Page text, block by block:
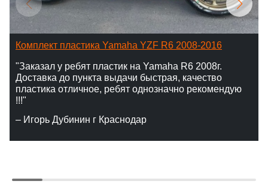
Комплект пластика Yamaha YZF R6 2008-2016
"Заказал у ребят пластик на Yamaha R6 2008г.
Доставка до пункта выдачи быстрая, качество
пластика отличное, ребят однозначно рекомендую
!!!"
– Игорь Дубинин г Краснодар